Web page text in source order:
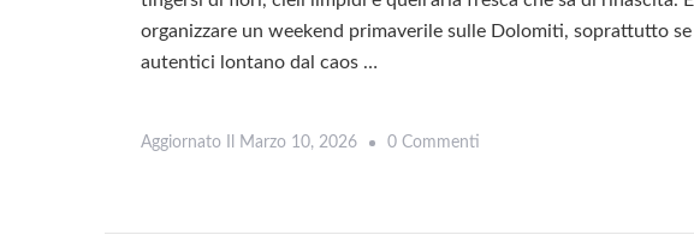
organizzare un weekend primaverile sulle Dolomiti, soprattutto
autentici lontano dal caos …
Aggiornato Il Marzo 10, 2026 0 Commenti